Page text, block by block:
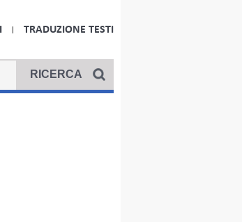
TRADUZIONE TESTI